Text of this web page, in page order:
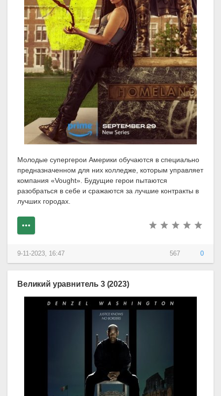
Молодые супергерои Америки обучаются в специально
предназначенном для них колледже, которым управляет
компания «Vought». Будущие герои пытаются
разобраться в себе и сражаются за лучшие контракты в
лучших городах.
567 0
9-11-2023, 16:47
Великий уравнитель 3 (2023)